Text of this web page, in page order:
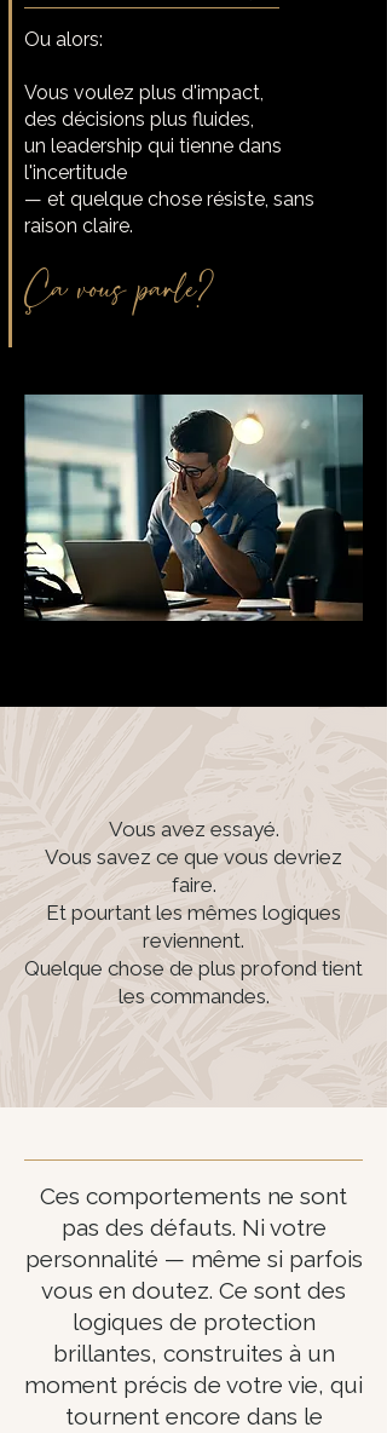
Ou alors:
Vous voulez plus d'impact,
des décisions plus fluides,
un leadership qui tienne dans
l'incertitude
— et quelque chose résiste, sans
raison claire.
Ça vous parle?
Vous avez essayé.
Vous savez ce que vous devriez
faire.
Et pourtant les mêmes logiques
reviennent.
Quelque chose de plus profond tient
les commandes.
Ces comportements ne sont
pas des défauts. Ni votre
personnalité — même si parfois
vous en doutez. Ce sont des
logiques de protection
brillantes, construites à un
moment précis de votre vie, qui
tournent encore dans le